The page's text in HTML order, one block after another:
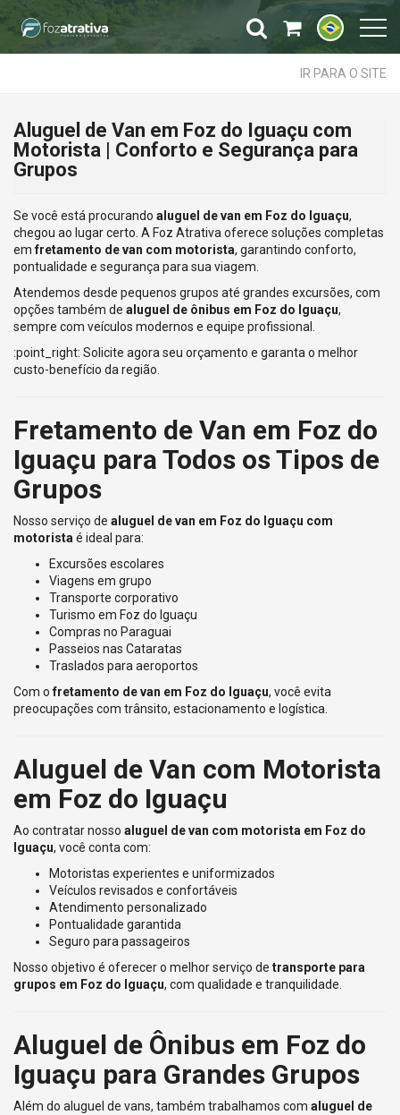
IR PARA O SITE
Aluguel de Van em Foz do Iguaçu com
Motorista | Conforto e Segurança para
Grupos
Se você está procurando aluguel de van em Foz do Iguaçu,
chegou ao lugar certo. A Foz Atrativa oferece soluções completas
emfretamento de van com motorista, garantindo conforto,
pontualidade e segurança para sua viagem.
Atendemos desde pequenos grupos até grandes excursões, com
opções também de aluguel de ônibus em Foz do Iguaçu,
sempre com veículos modernos e equipe profissional.
:point_right: Solicite agora seu orçamento e garanta o melhor
custo-benefício da região.
Fretamento de Van em Foz do
Iguaçu para Todos os Tipos de
Grupos
Nosso serviço de aluguel de van em Foz do Iguaçu com
motorista é ideal para:
Excursões escolares
Viagens em grupo
Transporte corporativo
Turismo em Foz do Iguaçu
Compras no Paraguai
Passeios nas Cataratas
Traslados para aeroportos
Com ofretamento de van em Foz do Iguaçu, você evita
preocupações com trânsito, estacionamento e logística.
Aluguel de Van com Motorista
em Foz do Iguaçu
Ao contratar nosso aluguel de van com motorista em Foz do
Iguaçu, você conta com:
Motoristas experientes e uniformizados
Veículos revisados e confortáveis
Atendimento personalizado
Pontualidade garantida
Seguro para passageiros
Nosso objetivo é oferecer o melhor serviço de transporte para
grupos em Foz do Iguaçu, com qualidade e tranquilidade.
Aluguel de Ônibus em Foz do
Iguaçu para Grandes Grupos
Além do aluguel de vans, também trabalhamos com aluguel de